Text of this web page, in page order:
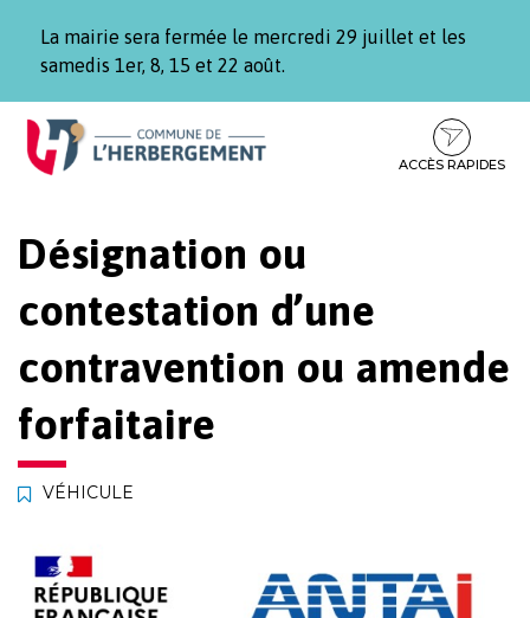
La mairie sera fermée le mercredi 29 juillet et les
samedis 1er, 8, 15 et 22 août.
Aller
Aller
contenu
Aller
pied
ACCÈS RAPIDES
Désignation ou
contestation d’une
contravention ou amende
forfaitaire
VÉHICULE